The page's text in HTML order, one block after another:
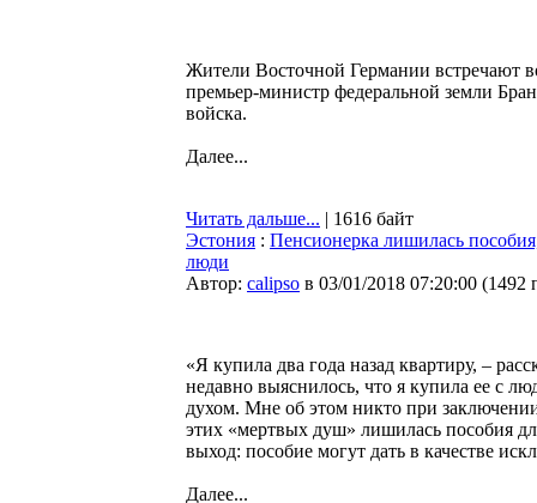
Жители Восточной Германии
премьер-министр федеральной земли
войска.
Далее...
Читать дальше... | 1616 байт
Эстония : Пенсионерка лишилась
люди
Автор: calipso в 03/01/2018 07:20:00 (1492
«Я купила два года назад квартиру, –
недавно выяснилось, что я купила ее с
духом. Мне об этом никто при
этих «мертвых душ» лишилась пособия
выход: пособие могут дать в качестве
Далее...